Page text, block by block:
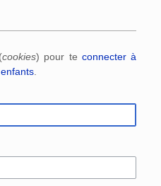
cookies) pour te connecter à
.